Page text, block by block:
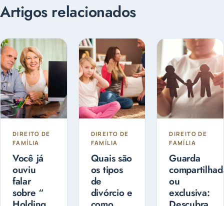
Artigos relacionados
DIREITO DE
FAMÍLIA
Você já
ouviu
falar
sobre “
DIREITO DE
FAMÍLIA
Quais são
os tipos
de
divórcio e
DIREITO DE
FAMÍLIA
Guarda
ou
exclusiva: